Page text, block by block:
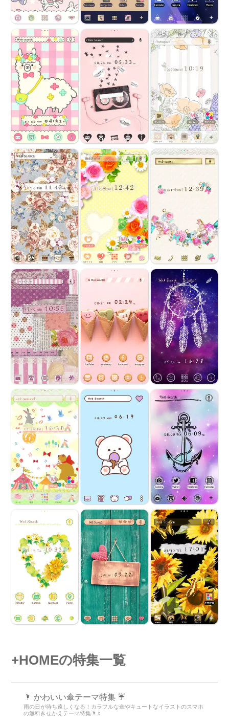
+HOMEの特集一覧
🌂 かわいい傘テーマ特集 ☔
雨の日が待ち遠しくなる！カラフルな傘やキュートなイラストのスマホ
の無料きせかえテーマ特集🌂♫